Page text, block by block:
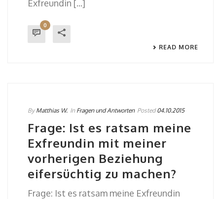
Exfreundin [...]
0
READ MORE
By Matthias W. In Fragen und Antworten Posted 04.10.2015
Frage: Ist es ratsam meine
Exfreundin mit meiner
vorherigen Beziehung
eifersüchtig zu machen?
Frage: Ist es ratsam meine Exfreundin